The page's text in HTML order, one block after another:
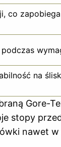
co
na
Gore-
stopy
nawet w